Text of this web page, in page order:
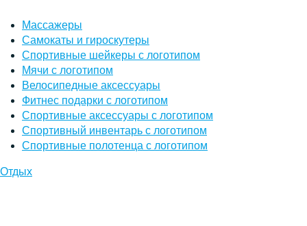
Массажеры
Самокаты и гироскутеры
Спортивные шейкеры с логотипом
Мячи с логотипом
Велосипедные аксессуары
Фитнес подарки с логотипом
Спортивные аксессуары с логотипом
Спортивный инвентарь с логотипом
Спортивные полотенца с логотипом
Отдых